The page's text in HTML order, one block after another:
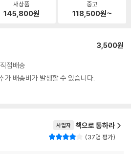
새상품
145,800원
중고
118,500원~
3,500원
접배송
가 배송비가 발생할 수 있습니다.
사업자 책으로 통하라
37명 평가